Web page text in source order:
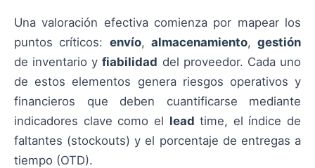
Una valoración efectiva comienza por mapear los
puntos críticos: envío, almacenamiento, gestión
de inventario yfiabilidad del proveedor. Cada uno
de estos elementos genera riesgos operativos y
financieros que deben cuantificarse mediante
indicadores clave como el lead time, el índice de
faltantes (stockouts) y el porcentaje de entregas a
tiempo (OTD).